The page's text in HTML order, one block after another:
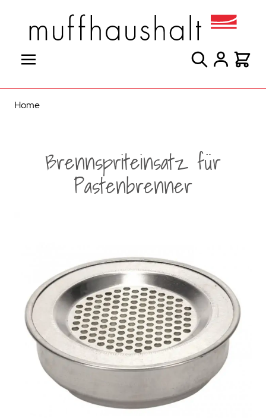
Suche
Home
Brennspriteinsatz für
Pastenbrenner